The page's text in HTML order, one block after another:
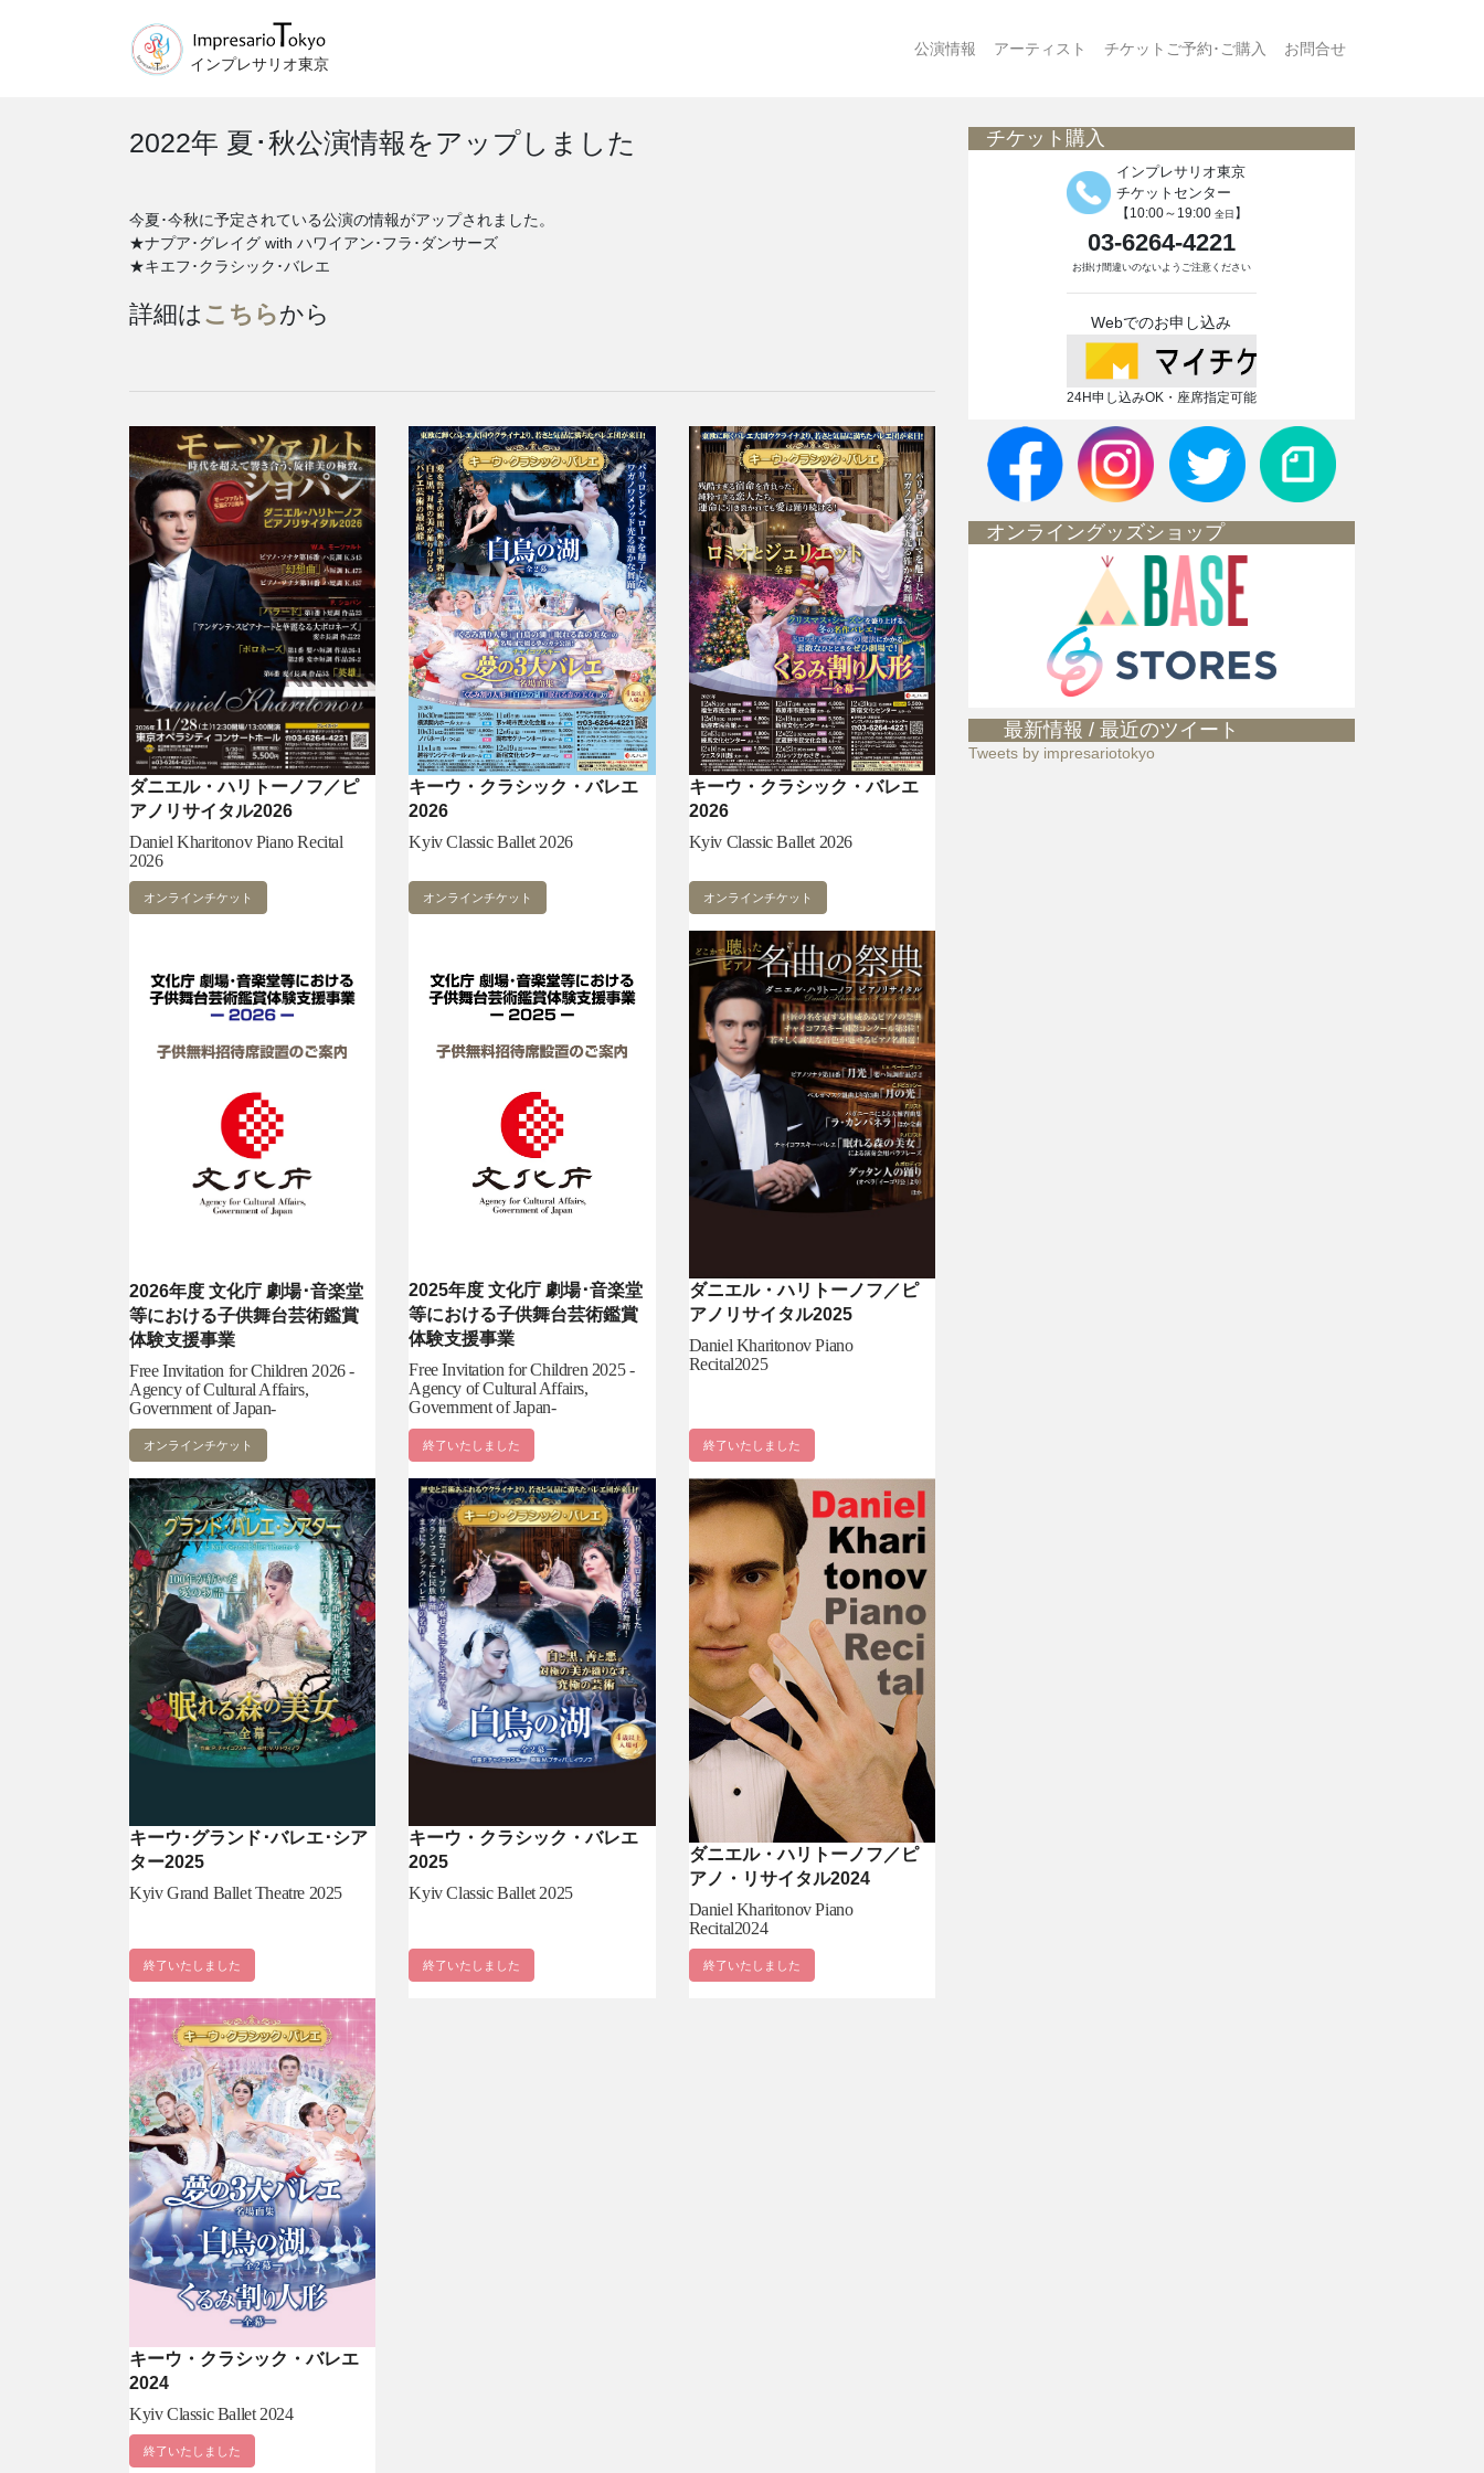
インプレサリオ東京
公演情報 アーティスト チケットご予約･ご購入 お問合せ
2022年 夏･秋公演情報をアップしました
今夏･今秋に予定されている公演の情報がアップされました。
★ナプア･グレイグ with ハワイアン･フラ･ダンサーズ
★キエフ･クラシック･バレエ
詳細は こちらから
ダニエル・ハリトーノフ／ピ
アノリサイタル2026
Daniel Kharitonov Piano Recital
2026
オンラインチケット
キーウ・クラシック・バレエ
2026
Kyiv Classic Ballet 2026
オンラインチケット
キーウ・クラシック・バレエ
2026
Kyiv Classic Ballet 2026
オンラインチケット
2026年度 文化庁 劇場･音楽堂
等における子供舞台芸術鑑賞
体験支援事業
Free Invitation for Children 2026 -
Agency of Cultural Affairs,
Government of Japan-
オンラインチケット
2025年度 文化庁 劇場･音楽堂
等における子供舞台芸術鑑賞
体験支援事業
Free Invitation for Children 2025 -
Agency of Cultural Affairs,
Government of Japan-
終了いたしました
ダニエル・ハリトーノフ／ピ
アノリサイタル2025
Daniel Kharitonov Piano
Recital2025
終了いたしました
キーウ･グランド･バレエ･シア
ター2025
Kyiv Grand Ballet Theatre 2025
終了いたしました
キーウ・クラシック・バレエ
2025
Kyiv Classic Ballet 2025
終了いたしました
ダニエル・ハリトーノフ／ピ
アノ・リサイタル2024
Daniel Kharitonov Piano
Recital2024
終了いたしました
キーウ・クラシック・バレエ
2024
Kyiv Classic Ballet 2024
終了いたしました
チケット購入
インプレサリオ東京
チケットセンター
【10:00～19:00 全日 】
03-6264-4221
お掛け間違いのないようご注意ください
Webでのお申し込み
24H申し込みOK・座席指定可能
オンライングッズショップ
最新情報 / 最近のツイート
Tweets by impresariotokyo